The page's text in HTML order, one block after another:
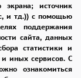
экрана; источник
и тд.)) с помощью
поддержания
сайта, данных
статистики и
иных сервисов. С
ознакомиться